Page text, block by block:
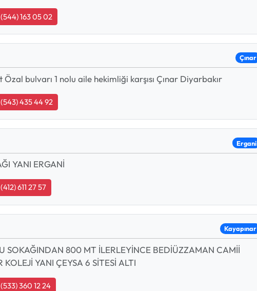
163 05 02
Çınar
bulvarı 1 nolu aile hekimliği karşısı Çınar Diyarbakır
435 44 92
Ergani
YANI ERGANİ
611 27 57
Kayapınar
SOKAĞINDAN 800 MT İLERLEYİNCE BEDİÜZZAMAN CAMİİ
KOLEJİ YANI ÇEYSA 6 SİTESİ ALTI
360 12 24